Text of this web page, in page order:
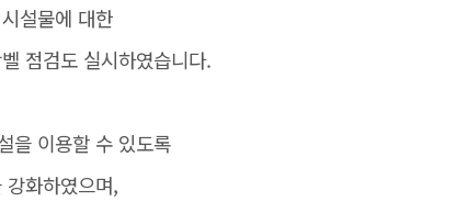
설물에 대한
점검도 실시하였습니다.
을 이용할 수 있도록
화하였으며,